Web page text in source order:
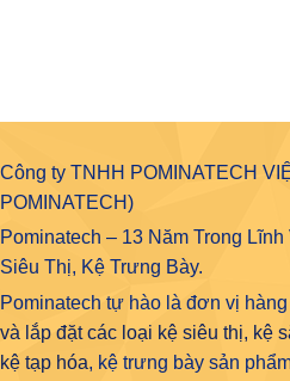
Công ty TNHH POMINATECH
POMINATECH)
Pominatech – 13 Năm Trong
Siêu Thị, Kệ Trưng Bày.
Pominatech tự hào là đơn vị
và lắp đặt các loại kệ siêu thị, kệ
kệ tạp hóa, kệ trưng bày sản